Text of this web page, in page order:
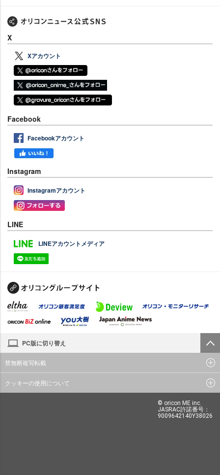
X
Xアカウント
Facebook
Facebookアカウント
Instagram
Instagramアカウント
LINE
LINEアカウントメディア
PC版に切り替え
禁無断複写転載
クッキーの使用について
© oricon ME inc.
JASRAC許諾番号：
9009642140Y38026